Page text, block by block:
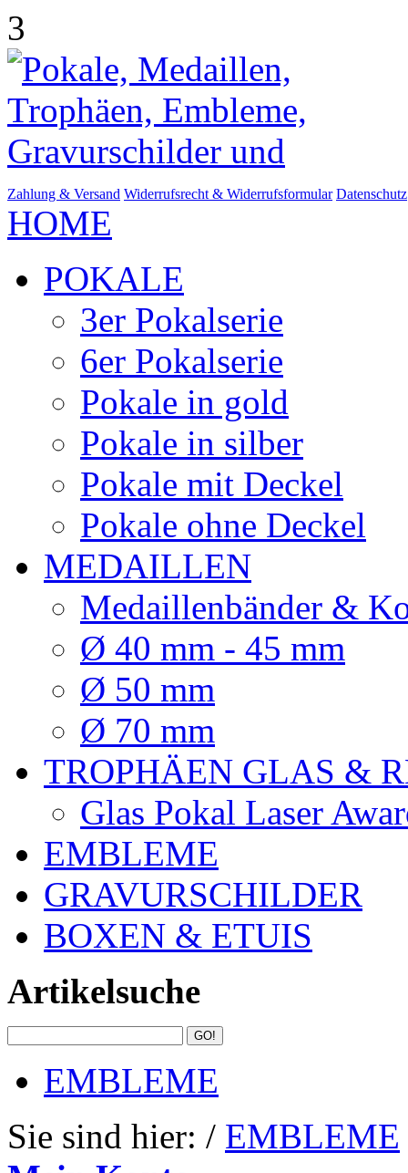
3
Zahlung & Versand Widerrufsrecht & Widerrufsformular Datenschutz
HOME
POKALE
3er Pokalserie
6er Pokalserie
Pokale in gold
Pokale in silber
Pokale mit Deckel
Pokale ohne Deckel
MEDAILLEN
Medaillenbänder &
Ø 40 mm - 45 mm
Ø 50 mm
Ø 70 mm
TROPHÄEN GLAS &
Glas Pokal Laser
EMBLEME
GRAVURSCHILDER
BOXEN & ETUIS
Artikelsuche
EMBLEME
Sie sind hier: / EMBLEME